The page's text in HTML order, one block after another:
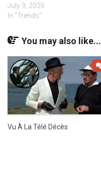
July 9, 2026
In "Trends"
You may also like...
Vu À La Télé Décès